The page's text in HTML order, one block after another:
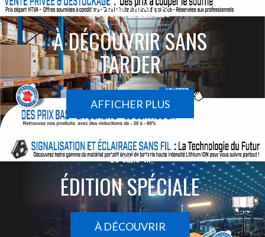
ACTIONS SPÉCIALES
À DÉCOUVRIR SANS
TARDER
AFFICHER PLUS
Le sans-fil
ÉDITION SPÉCIALE
À DÉCOUVRIR